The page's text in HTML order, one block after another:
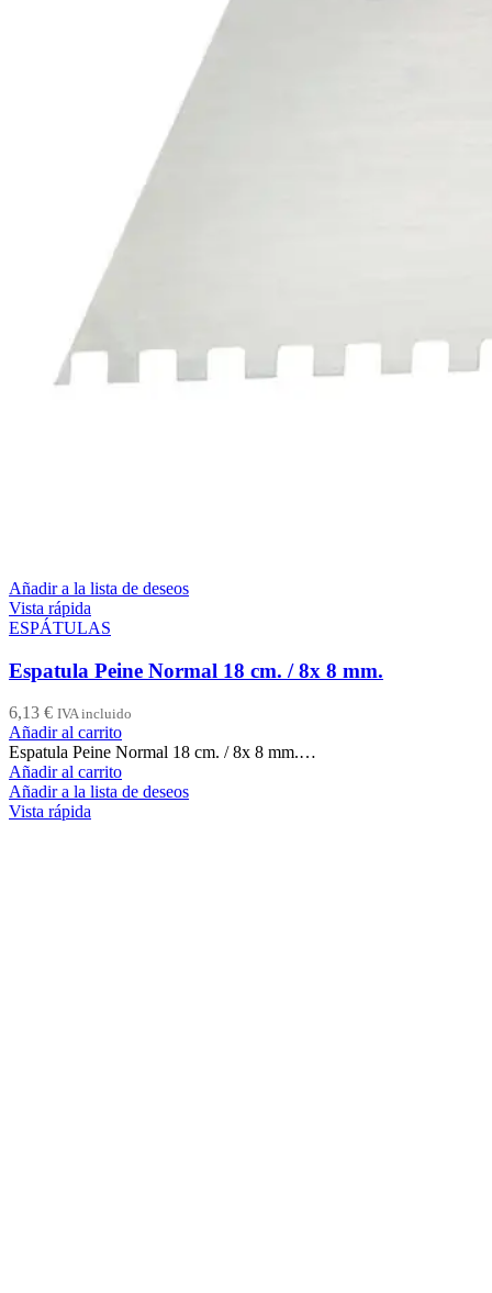
Añadir a la lista de deseos
Vista rápida
ESPÁTULAS
Espatula Peine Normal 18 cm. / 8x 8 mm.
6,13 € IVA incluido
Añadir al carrito
Espatula Peine Normal 18 cm. / 8x 8 mm.…
Añadir al carrito
Añadir a la lista de deseos
Vista rápida